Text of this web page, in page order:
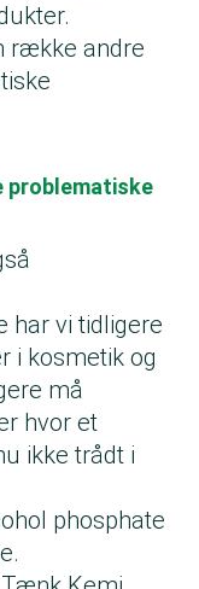
række andre
problematiske
har vi tidligere
i kosmetik og
må
hvor et
ikke trådt i
phosphate